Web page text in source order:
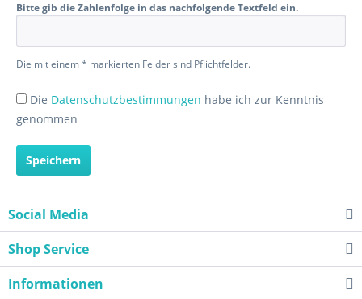
Bitte gib die Zahlenfolge in das nachfolgende Textfeld ein.
Die mit einem * markierten Felder sind Pflichtfelder.
Die Datenschutzbestimmungen habe ich zur Kenntnis
genommen
Speichern
Social Media
Shop Service
Informationen